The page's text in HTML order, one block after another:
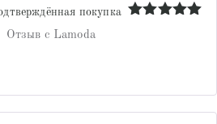
покупка
Отзыв с Lamoda